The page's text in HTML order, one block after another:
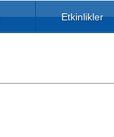
Etkinlikler